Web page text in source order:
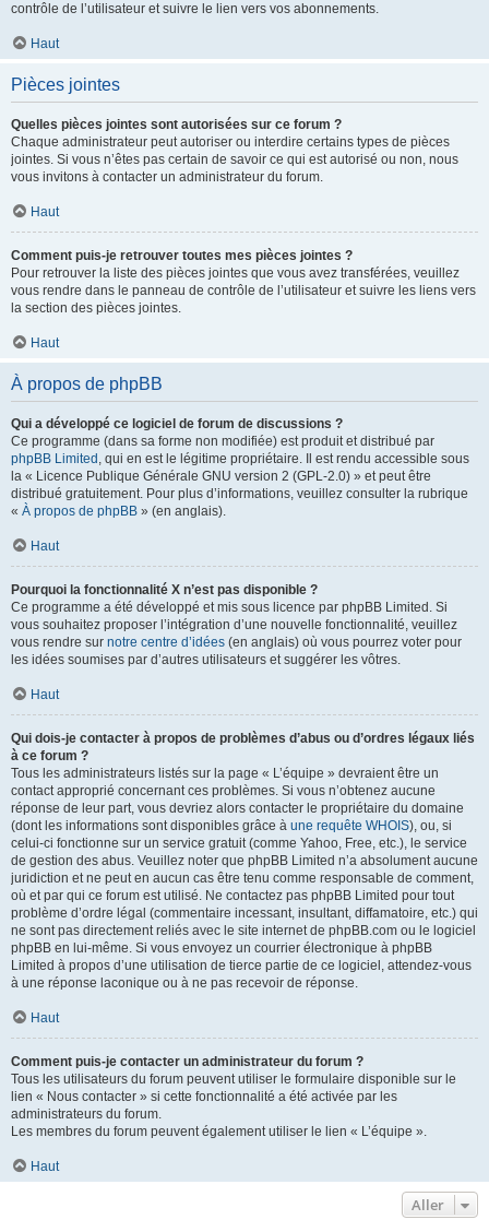
contrôle de l’utilisateur et suivre le lien vers vos abonnements.
Haut
Pièces jointes
Quelles pièces jointes sont autorisées sur ce forum ?
Chaque administrateur peut autoriser ou interdire certains types de pièces
jointes. Si vous n’êtes pas certain de savoir ce qui est autorisé ou non, nous
vous invitons à contacter un administrateur du forum.
Haut
Comment puis-je retrouver toutes mes pièces jointes ?
Pour retrouver la liste des pièces jointes que vous avez transférées, veuillez
vous rendre dans le panneau de contrôle de l’utilisateur et suivre les liens vers
la section des pièces jointes.
Haut
À propos de phpBB
Qui a développé ce logiciel de forum de discussions ?
Ce programme (dans sa forme non modifiée) est produit et distribué par
phpBB Limited , qui en est le légitime propriétaire. Il est rendu accessible sous
la « Licence Publique Générale GNU version 2 (GPL-2.0) » et peut être
distribué gratuitement. Pour plus d’informations, veuillez consulter la rubrique
« À propos de phpBB » (en anglais).
Haut
Pourquoi la fonctionnalité X n’est pas disponible ?
Ce programme a été développé et mis sous licence par phpBB Limited. Si
vous souhaitez proposer l’intégration d’une nouvelle fonctionnalité, veuillez
vous rendre sur notre centre d’idées (en anglais) où vous pourrez voter pour
les idées soumises par d’autres utilisateurs et suggérer les vôtres.
Haut
Qui dois-je contacter à propos de problèmes d’abus ou d’ordres légaux liés
à ce forum ?
Tous les administrateurs listés sur la page « L’équipe » devraient être un
contact approprié concernant ces problèmes. Si vous n’obtenez aucune
réponse de leur part, vous devriez alors contacter le propriétaire du domaine
(dont les informations sont disponibles grâce à une requête WHOIS), ou, si
celui-ci fonctionne sur un service gratuit (comme Yahoo, Free, etc.), le service
de gestion des abus. Veuillez noter que phpBB Limited n’a absolument aucune
juridiction et ne peut en aucun cas être tenu comme responsable de comment,
où et par qui ce forum est utilisé. Ne contactez pas phpBB Limited pour tout
problème d’ordre légal (commentaire incessant, insultant, diffamatoire, etc.) qui
ne sont pas directement reliés avec le site internet de phpBB.com ou le logiciel
phpBB en lui-même. Si vous envoyez un courrier électronique à phpBB
Limited à propos d’une utilisation de tierce partie de ce logiciel, attendez-vous
à une réponse laconique ou à ne pas recevoir de réponse.
Haut
Comment puis-je contacter un administrateur du forum ?
Tous les utilisateurs du forum peuvent utiliser le formulaire disponible sur le
lien « Nous contacter » si cette fonctionnalité a été activée par les
administrateurs du forum.
Les membres du forum peuvent également utiliser le lien « L’équipe ».
Haut
Aller